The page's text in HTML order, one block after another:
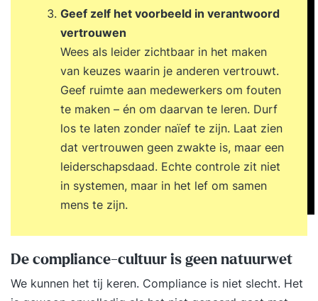
Geef zelf het voorbeeld in verantwoord
vertrouwen
Wees als leider zichtbaar in het maken
van keuzes waarin je anderen vertrouwt.
Geef ruimte aan medewerkers om fouten
te maken – én om daarvan te leren. Durf
los te laten zonder naïef te zijn. Laat zien
dat vertrouwen geen zwakte is, maar een
leiderschapsdaad. Echte controle zit niet
in systemen, maar in het lef om samen
mens te zijn.
De compliance-cultuur is geen natuurwet
We kunnen het tij keren. Compliance is niet slecht. Het